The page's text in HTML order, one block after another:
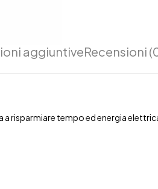
aggiuntiveRecensioni
risparmiare tempo ed energia